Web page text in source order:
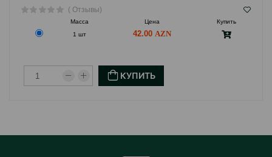
( Отзывы)
Масса Цена
Купить
1 шт
42.00
КУПИТЬ